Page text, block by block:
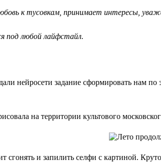
к тусовкам, принимает интересы,
под любой лайфстайл.
нейросети задание сформировать нам
на территории культового
сгонять и запилить селфи с картиной.